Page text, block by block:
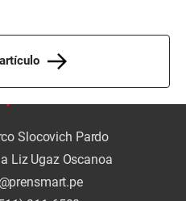
Slocovich Pardo
Liz Ugaz Oscanoa